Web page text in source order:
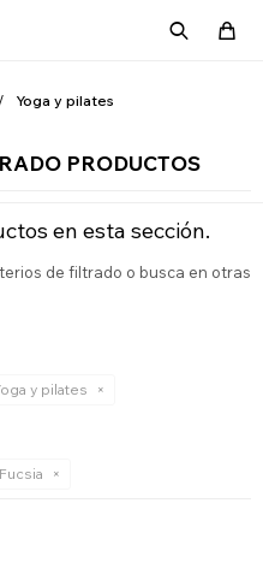
Yoga y pilates
PRODUCTOS
en esta sección.
de filtrado o busca en otras
y pilates
Fucsia